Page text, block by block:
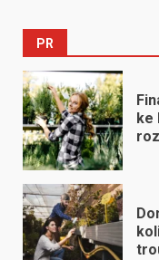
PR
ke